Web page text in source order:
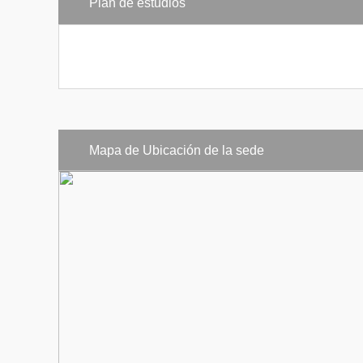
Director de organizaciones no gubernamentales
Plan de estudios
Mapa de Ubicación de la sede